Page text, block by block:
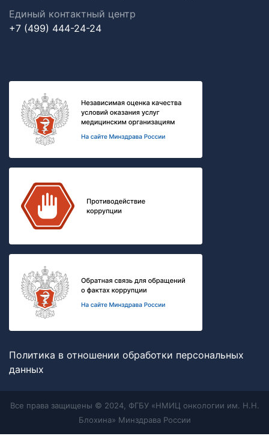
Единый контактный центр
+7 (499) 444-24-24
Политика в отношении обработки персональных
данных
Все права защищены © 2024, ФГБУ «НМИЦ онкологии им. Н.Н.
Блохина» Минздрава России